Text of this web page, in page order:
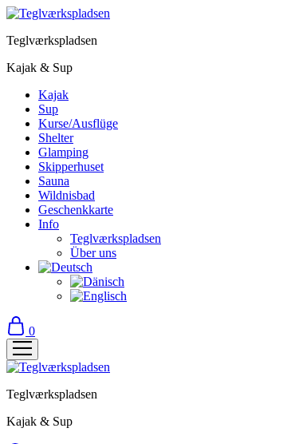
Teglværkspladsen
Kajak & Sup
Kajak
Sup
Kurse/Ausflüge
Shelter
Glamping
Skipperhuset
Sauna
Wildnisbad
Geschenkkarte
Info
Teglværkspladsen
Über uns
0
Teglværkspladsen
Kajak & Sup